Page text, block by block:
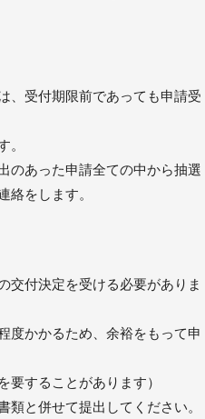
受付期限前であっても申請受
あった申請全ての中から抽選
絡をします。
付決定を受ける必要がありま
かかるため、余裕をもって申
することがあります）
と併せて提出してください。